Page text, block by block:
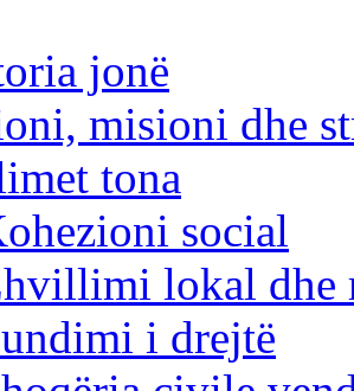
jonë
misioni dhe
tona
social
lokal dhe
i drejtë